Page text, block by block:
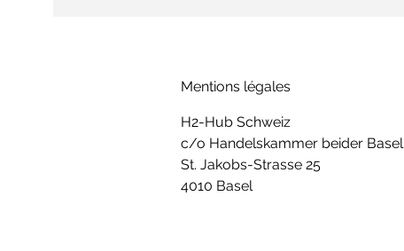
Mentions légales
H2-Hub Schweiz
c/o Handelskammer beider Basel
St. Jakobs-Strasse 25
4010 Basel